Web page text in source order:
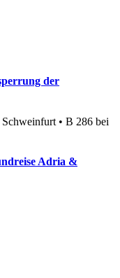
der
Schweinfurt • B 286 bei
Adria &